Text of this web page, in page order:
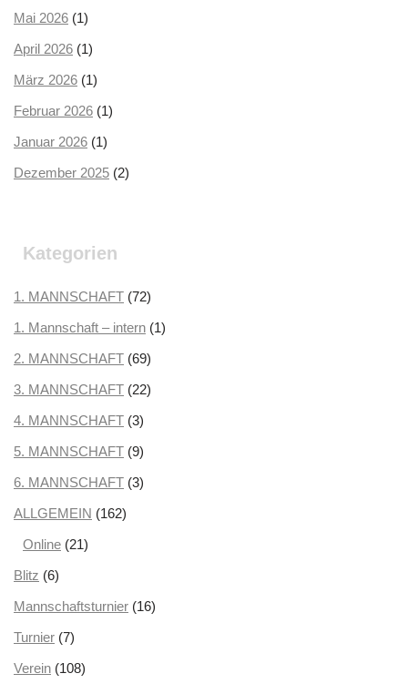
Mai 2026 (1)
April 2026 (1)
März 2026 (1)
Februar 2026 (1)
Januar 2026 (1)
Dezember 2025 (2)
August 2025
Juli 2025(3)
Juni 2025(1)
Mai 2025(1)
April 2025(3)
März 2025(3)
Februar 2025(2)
Januar 2025(2)
Dezember 2024(3)
November 2024
Oktober 2024
September 2024(1)
August 2024
Juni 2024(1)
Kategorien
1. MANNSCHAFT (72)
1. Mannschaft – intern (1)
2. MANNSCHAFT (69)
3. MANNSCHAFT (22)
4. MANNSCHAFT (3)
5. MANNSCHAFT (9)
6. MANNSCHAFT (3)
ALLGEMEIN (162)
Online (21)
Blitz (6)
Mannschaftsturnier (16)
Turnier (7)
Verein (108)